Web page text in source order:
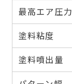
最高エア圧力
塗料粘度
塗料噴出量